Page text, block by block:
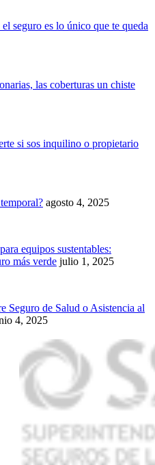
seguro es lo único que te queda
las coberturas un chiste
si sos inquilino o propietario
agosto 4, 2025
equipos sustentables:
más verde julio 1, 2025
Seguro de Salud o Asistencia al
4, 2025